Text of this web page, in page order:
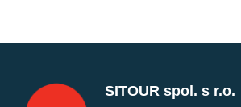
SITOUR spol. s r.o.